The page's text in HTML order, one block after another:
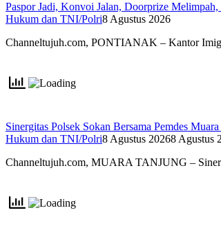
Paspor Jadi, Konvoi Jalan, Doorprize
Hukum dan TNI/Polri8 Agustus 2026
Channeltujuh.com, PONTIANAK – Kantor
Sinergitas Polsek Sokan Bersama Pemdes
Hukum dan TNI/Polri8 Agustus 20268 Agustus
Channeltujuh.com, MUARA TANJUNG –